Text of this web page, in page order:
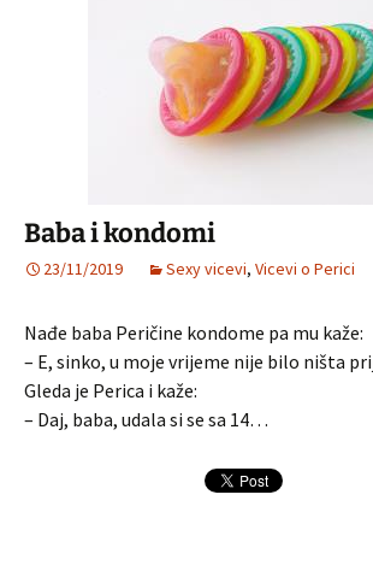
Baba i kondomi
23/11/2019 Sexy vicevi, Vicevi o Perici
Nađe baba Peričine kondome pa mu kaže:
– E, sinko, u moje vrijeme nije bilo ništa
Gleda je Perica i kaže:
– Daj, baba, udala si se sa 14…